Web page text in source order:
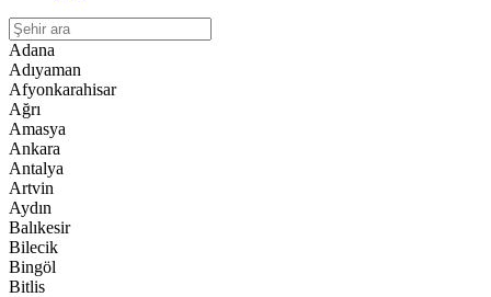
Adana
Adıyaman
Afyonkarahisar
Ağrı
Amasya
Ankara
Antalya
Artvin
Aydın
Balıkesir
Bilecik
Bingöl
Bitlis